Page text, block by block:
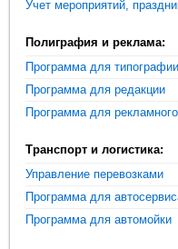
Учет мероприятий,
Полиграфия и реклама:
Программа для типографии
Программа для редакции
Программа для рекламного
Транспорт и логистика:
Управление перевозками
Программа для
Программа для автомойки